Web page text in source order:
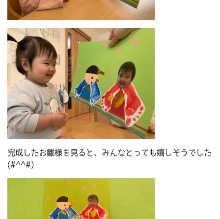
完成したお雛様を見ると、みんなとっても嬉しそうでした
(#^^#)